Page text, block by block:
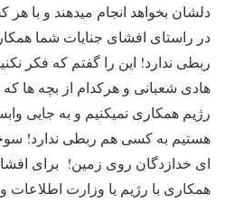
دلشان بخواهد انجام میدهند و با
در راستای افشای جنایات شما
ربطی ندارد! این را گفتم که فکر
هادی شعبانی و هرکدام از بچه ها
رژیم همکاری نمیکنیم و به جایی
هستیم به کسی هم ربطی ندارد!
ای خدازدگان روی زمین! برای
همکاری با رژیم یا وزارت